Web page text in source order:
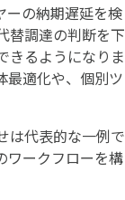
ーの納期遅延を検
替調達の判断を下
きるようになりま
最適化や、個別ツ
は代表的な一例で
ワークフローを構